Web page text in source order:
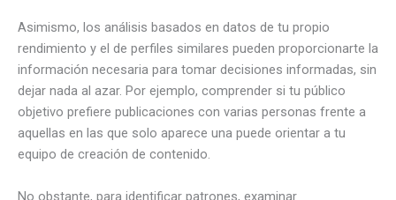
Asimismo, los análisis basados en datos de tu propio
rendimiento y el de perfiles similares pueden proporcionarte la
información necesaria para tomar decisiones informadas, sin
dejar nada al azar. Por ejemplo, comprender si tu público
objetivo prefiere publicaciones con varias personas frente a
aquellas en las que solo aparece una puede orientar a tu
equipo de creación de contenido.
No obstante, para identificar patrones, examinar